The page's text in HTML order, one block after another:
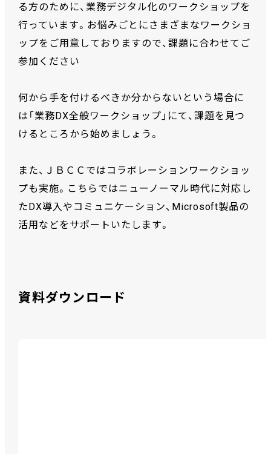
る方のために、業務デジタル化のワークショップを
行っています。お悩みごとにさまざまなワークショ
ップをご用意しておりますので、課題に合わせてご
参加ください
何から手を付けるべきか分からないという場合に
は「業務DX全般ワークショップ」にて、課題を見つ
けるところから始めましょう。
また、ＪＢＣＣではコラボレーションワークショッ
プも実施。こちらではニューノーマル時代に対応し
たDX導入やコミュニケーション、Microsoft製品の
活用などをサポートいたします。
資料ダウンロード